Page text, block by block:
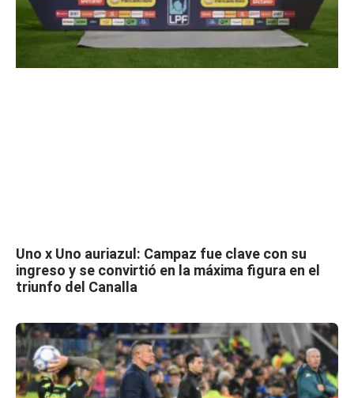
Uno x Uno auriazul: Campaz fue clave con su
ingreso y se convirtió en la máxima figura en el
triunfo del Canalla